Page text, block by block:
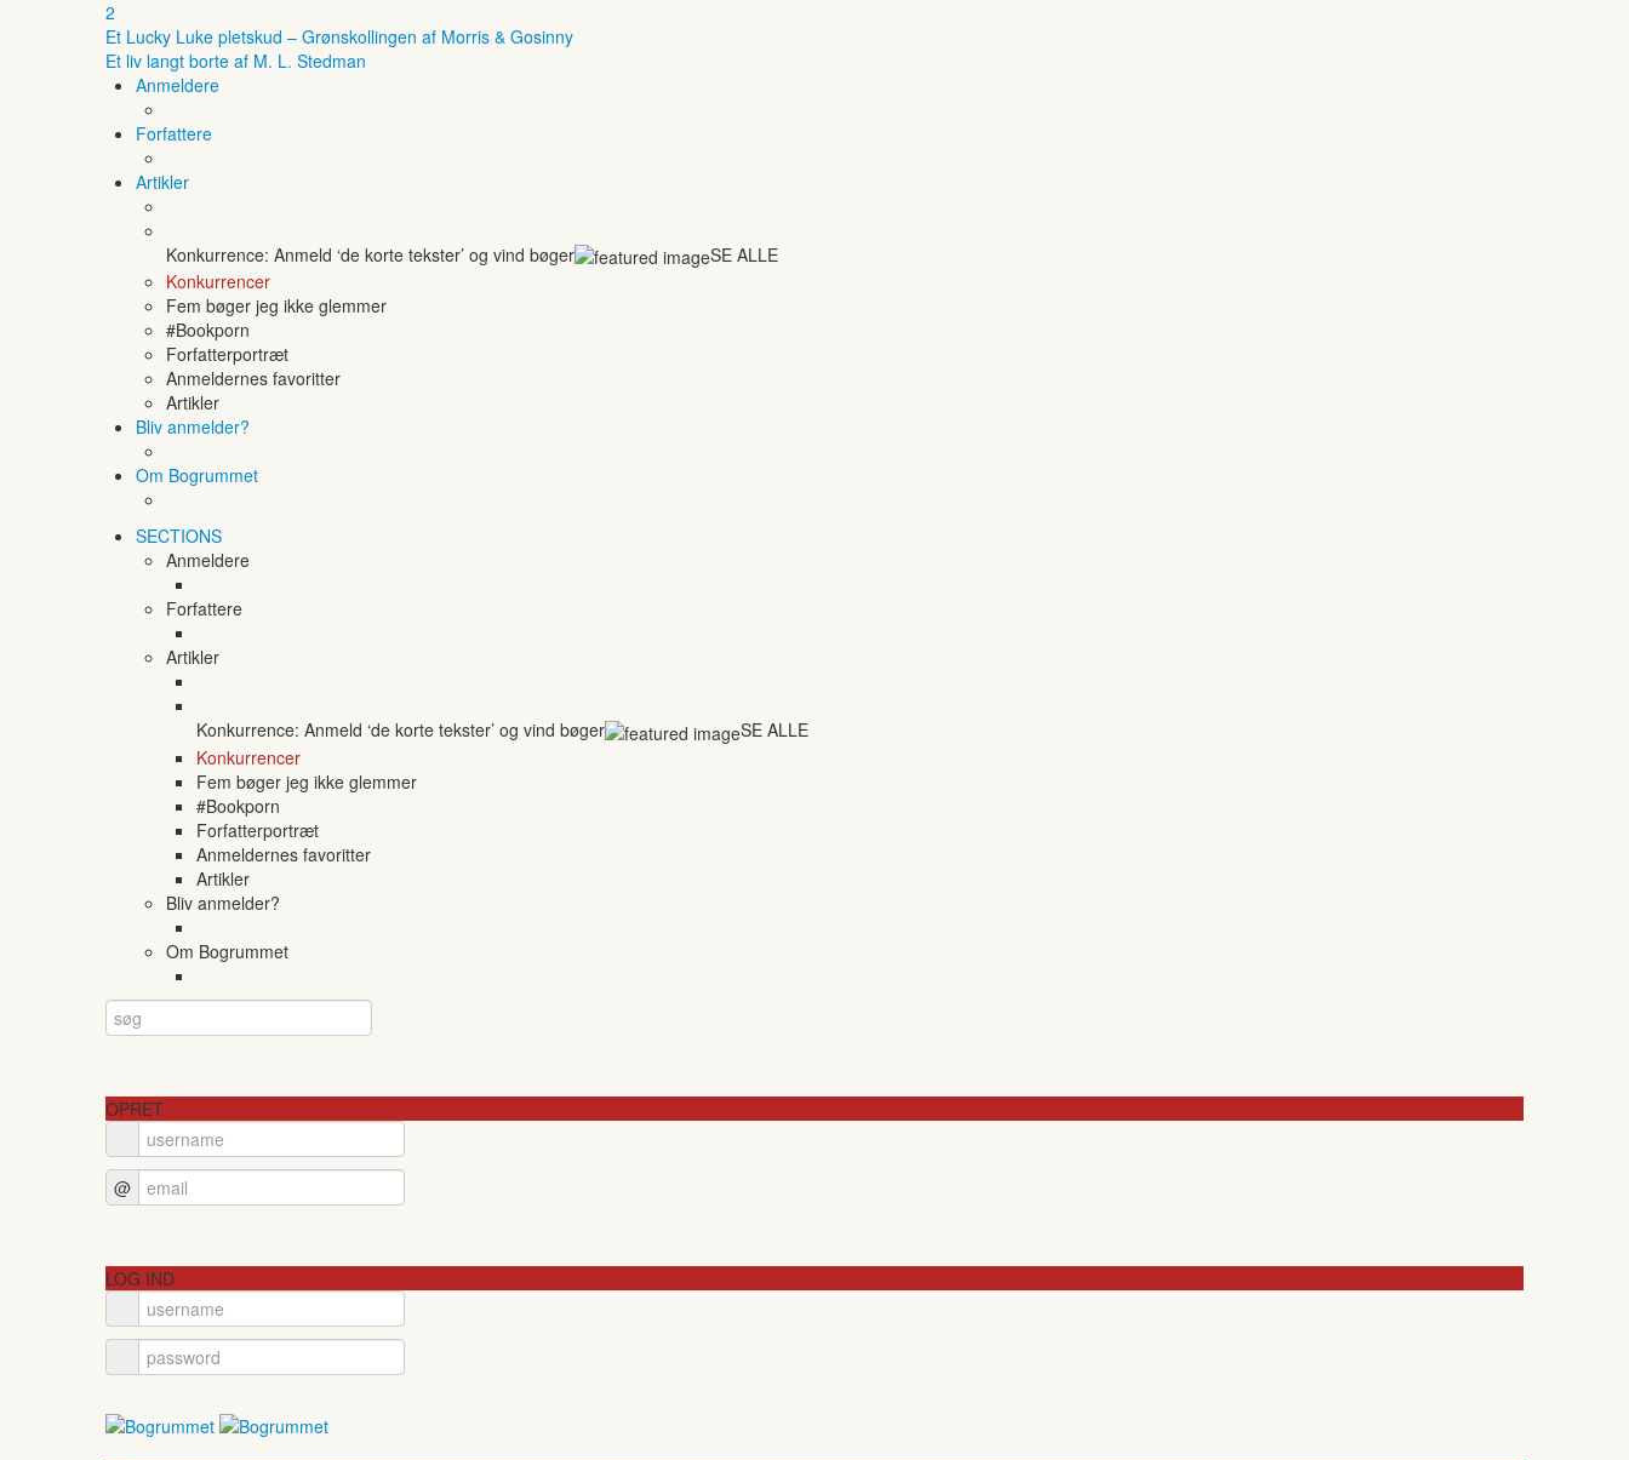
2
Et Lucky Luke pletskud – Grønskollingen af Morris & Gosinny
Et liv langt borte af M. L. Stedman
Anmeldere
Forfattere
Artikler
Konkurrence: Anmeld ‘de korte tekster’ og vind bøger
SE ALLE
Konkurrencer
Fem bøger jeg ikke glemmer
#Bookporn
Forfatterportræt
Anmeldernes favoritter
Artikler
Bliv anmelder?
Om Bogrummet
SECTIONS
Anmeldere
Forfattere
Artikler
Konkurrence: Anmeld ‘de korte tekster’ og vind bøger
SE ALLE
Konkurrencer
Fem bøger jeg ikke glemmer
#Bookporn
Forfatterportræt
Anmeldernes favoritter
Artikler
Bliv anmelder?
Om Bogrummet
OPRET
@
LOG IND